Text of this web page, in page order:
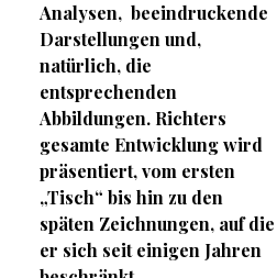
Analysen, beeindruckende
Darstellungen und,
natürlich, die
entsprechenden
Abbildungen. Richters
gesamte Entwicklung wird
präsentiert, vom ersten
„Tisch“ bis hin zu den
späten Zeichnungen, auf die
er sich seit einigen Jahren